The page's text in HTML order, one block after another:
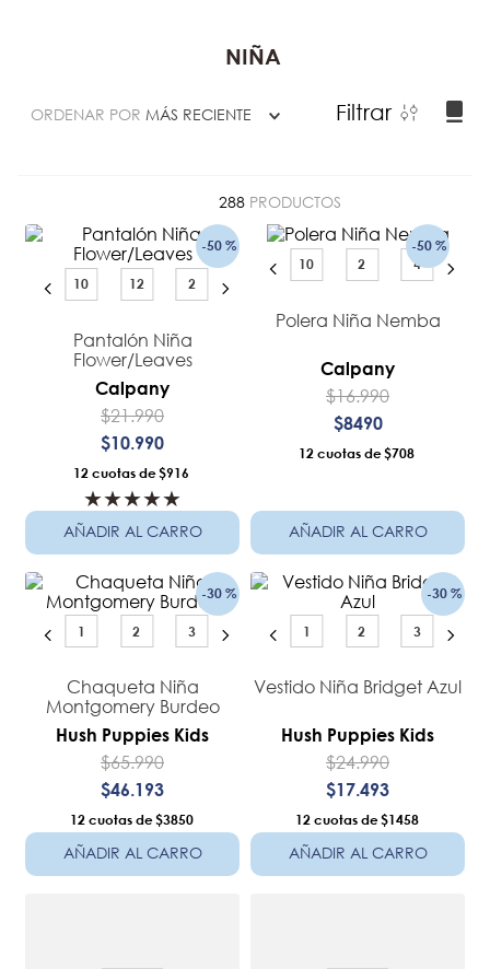
NIÑA
ORDENAR POR MÁS RECIENTE Filtrar
288 PRODUCTOS
-50 %
10 12 2
Pantalón Niña
Flower/Leaves
Calpany
$21.990
$10.990
12 $916
★★★★★
AÑADIR AL CARRO
-50 %
10
2 4
Polera Niña Nemba
Calpany
$16.990
$8490
12 $708
AÑADIR AL CARRO
-30 %
1 2 3
Chaqueta Niña
Montgomery Burdeo
Hush Puppies Kids
$65.990
$46.193
12 $3850
AÑADIR AL CARRO
-30 %
1 2 3
Vestido Niña Bridget Azul
Hush Puppies Kids
$24.990
$17.493
12 $1458
AÑADIR AL CARRO